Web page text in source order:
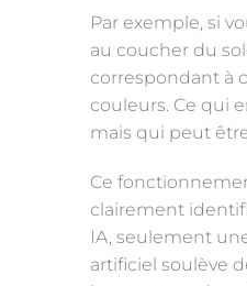
Par exemple, si
au coucher du
correspondant à
couleurs. Ce qui
mais qui peut
Ce
clairement
IA, seulement
artificiel soulève